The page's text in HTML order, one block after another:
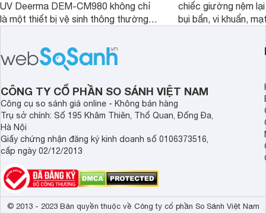
UV Deerma DEM-CM980 không chỉ
là một thiết bị vệ sinh thông thường,
thiết kế thông minh, tối ưu hóa trải
nghiệm người dùng. Cùng
Websosanh.vn đi tìm hiểu chi tiết sản
phẩm nhé.
chiếc giường nệm
bụi bẩn, vi khuẩn,
Dreame đã cho ra
bụi giường nệm
tối ưu cho không
an toàn.
CÔNG TY CỔ PHẦN SO SÁNH VIỆT NAM
Công cụ so sánh giá online - Không bán hàng
Trụ sở chính: Số 195 Khâm Thiên, Thổ Quan, Đống Đa,
Hà Nội
Giấy chứng nhận đăng ký kinh doanh số 0106373516,
cấp ngày 02/12/2013
© 2013 - 2023 Bản quyền thuộc về Công ty cổ phần So Sánh Việt Nam